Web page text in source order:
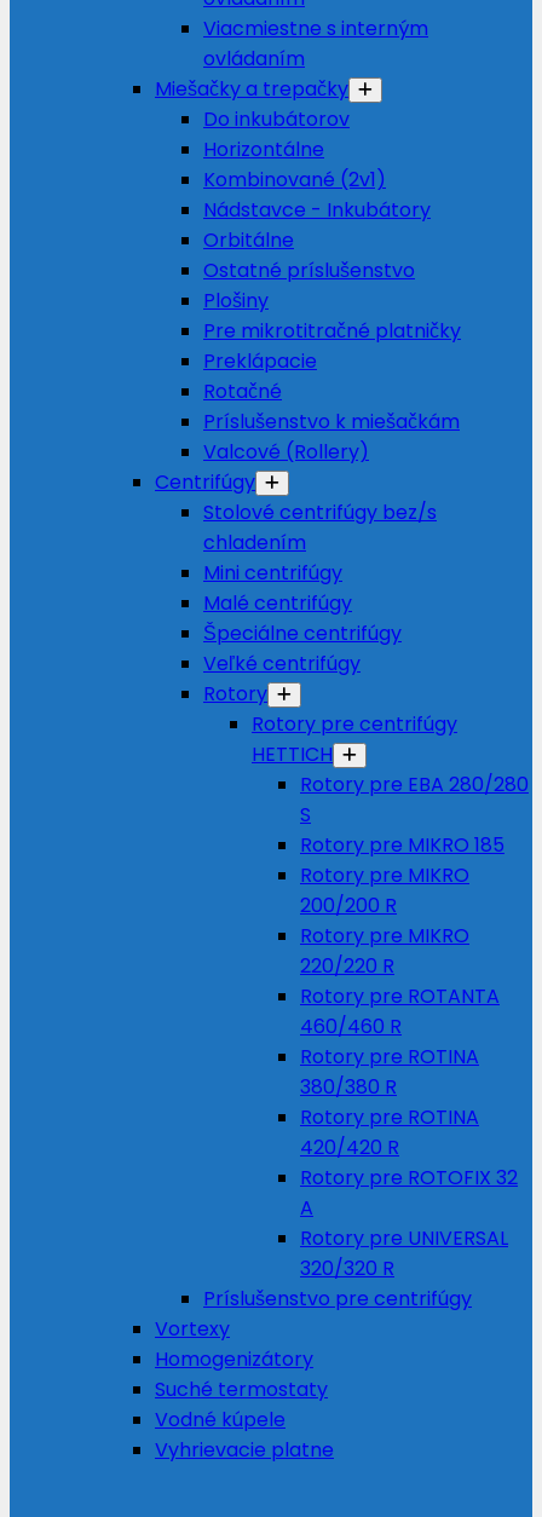
Viacmiestne s interným
ovládaním
Miešačky a trepačky
Do inkubátorov
Horizontálne
Kombinované (2v1)
Nádstavce - Inkubátory
Orbitálne
Ostatné príslušenstvo
Plošiny
Pre mikrotitračné platničky
Preklápacie
Rotačné
Príslušenstvo k miešačkám
Valcové (Rollery)
Centrifúgy
Stolové centrifúgy bez/s
chladením
Mini centrifúgy
Malé centrifúgy
Špeciálne centrifúgy
Veľké centrifúgy
Rotory
Rotory pre centrifúgy
HETTICH
Rotory pre EBA 280/280
S
Rotory pre MIKRO 185
Rotory pre MIKRO
200/200 R
Rotory pre MIKRO
220/220 R
Rotory pre ROTANTA
460/460 R
Rotory pre ROTINA
380/380 R
Rotory pre ROTINA
420/420 R
Rotory pre ROTOFIX 32
A
Rotory pre UNIVERSAL
320/320 R
Príslušenstvo pre centrifúgy
Vortexy
Homogenizátory
Suché termostaty
Vodné kúpele
Vyhrievacie platne